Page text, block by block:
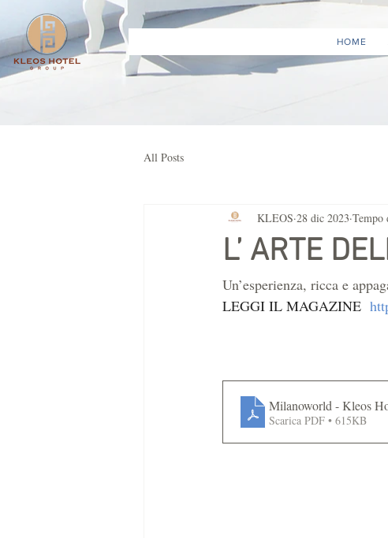
HOME
All Posts
L’ ARTE
KLEOS 28 dic 2023 Tempo
Un’esperienza, ricca e
LEGGI IL MAGAZINE
Milanoworld - Kleos
Scarica PDF • 615KB